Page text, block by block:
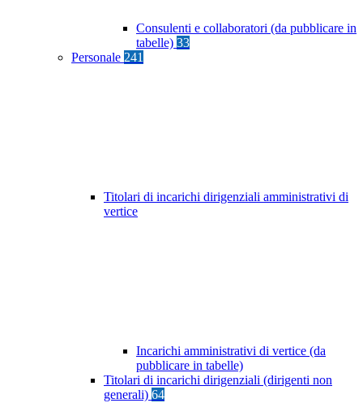
Consulenti e collaboratori (da pubblicare in
tabelle) 33
Personale 241
Titolari di incarichi dirigenziali amministrativi di
vertice
Incarichi amministrativi di vertice (da
pubblicare in tabelle)
Titolari di incarichi dirigenziali (dirigenti non
generali) 64